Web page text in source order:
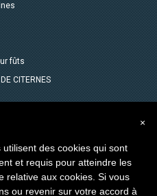
fûts
CITERNES
×
des cookies qui sont
et requis pour atteindre les
relative aux cookies. Si vous
ou revenir sur votre accord à